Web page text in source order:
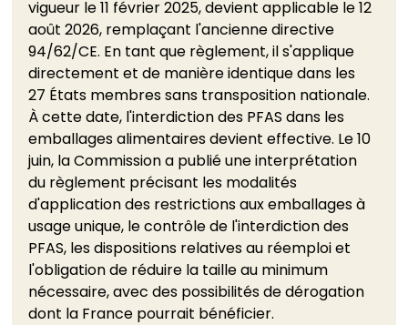
vigueur le 11 février 2025, devient applicable le 12
août 2026, remplaçant l'ancienne directive
94/62/CE. En tant que règlement, il s'applique
directement et de manière identique dans les
27 États membres sans transposition nationale.
À cette date, l'interdiction des PFAS dans les
emballages alimentaires devient effective. Le 10
juin, la Commission a publié une interprétation
du règlement précisant les modalités
d'application des restrictions aux emballages à
usage unique, le contrôle de l'interdiction des
PFAS, les dispositions relatives au réemploi et
l'obligation de réduire la taille au minimum
nécessaire, avec des possibilités de dérogation
dont la France pourrait bénéficier.